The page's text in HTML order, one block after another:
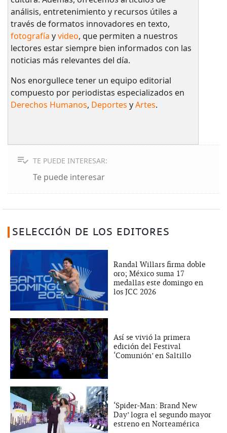
análisis, entretenimiento y recursos útiles a
través de formatos innovadores en texto,
fotografía yvideo, que permiten a nuestros
lectores estar siempre bien informados con las
noticias más relevantes del día.
Nos enorgullece tener un equipo editorial
compuesto por periodistas especializados en
Derechos Humanos, Deportes yArtes.
TE PUEDE INTERESAR:
Te puede interesar
SELECCIÓN DE LOS EDITORES
Randal Willars firma doble
oro; México suma 17
medallas este domingo en
los JCC 2026
Así se vivió la primera
edición del Festival
‘Comunión’ en Saltillo
‘Spider-Man: Brand New
Day’ logra el segundo mayor
estreno en Norteamérica